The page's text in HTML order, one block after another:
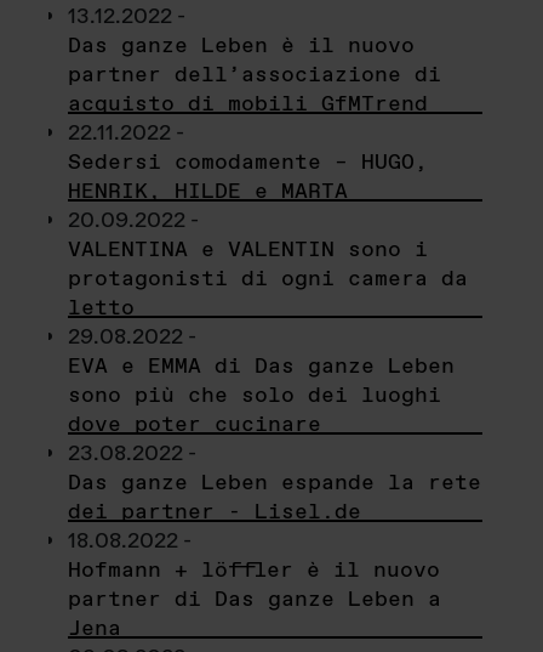
13.12.2022 -
Das ganze Leben è il nuovo
partner dell’associazione di
acquisto di mobili GfMTrend
22.11.2022 -
Sedersi comodamente – HUGO,
HENRIK, HILDE e MARTA
20.09.2022 -
VALENTINA e VALENTIN sono i
protagonisti di ogni camera da
letto
29.08.2022 -
EVA e EMMA di Das ganze Leben
sono più che solo dei luoghi
dove poter cucinare
23.08.2022 -
Das ganze Leben espande la rete
dei partner - Lisel.de
18.08.2022 -
Hofmann + löffler è il nuovo
partner di Das ganze Leben a
Jena